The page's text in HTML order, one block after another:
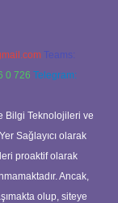
Teams:
0 726 Telegram:
Bilgi Teknolojileri ve
Sağlayıcı olarak
proaktif olarak
Ancak,
olup, siteye